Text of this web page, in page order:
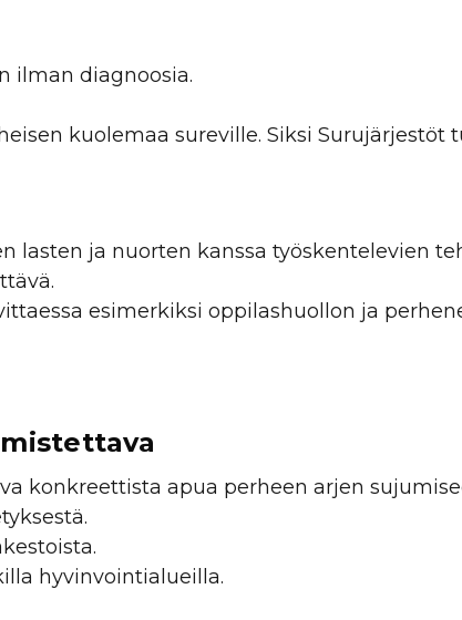
ilman diagnoosia.
kuolemaa sureville. Siksi Surujärjestöt
lasten ja nuorten kanssa työskentelevien
esimerkiksi oppilashuollon ja
konkreettista apua perheen arjen
hyvinvointialueilla.